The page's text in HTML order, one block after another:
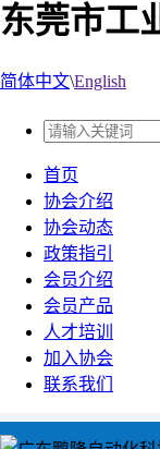
东莞市工
简体中文\English
首页
协会介绍
协会动态
政策指引
会员介绍
会员产品
人才培训
加入协会
联系我们